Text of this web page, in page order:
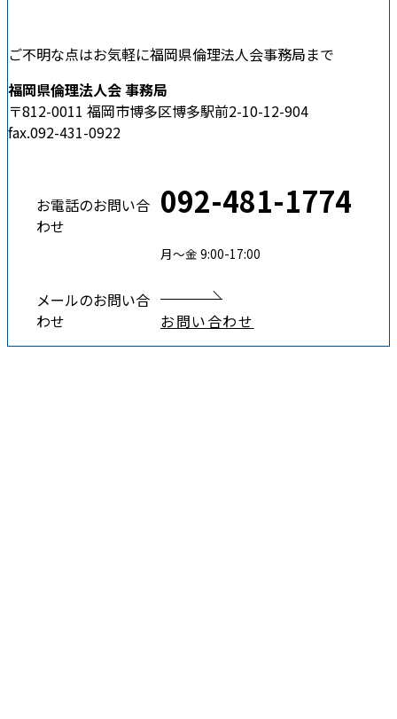
ご不明な点はお気軽に福岡県倫理法人会事務局まで
福岡県倫理法人会 事務局
〒812-0011 福岡市博多区博多駅前2-10-12-904
fax.092-431-0922
お電話のお問い合
わせ
092-481-1774
月〜金 9:00-17:00
メールのお問い合
わせ
お問い合わせ